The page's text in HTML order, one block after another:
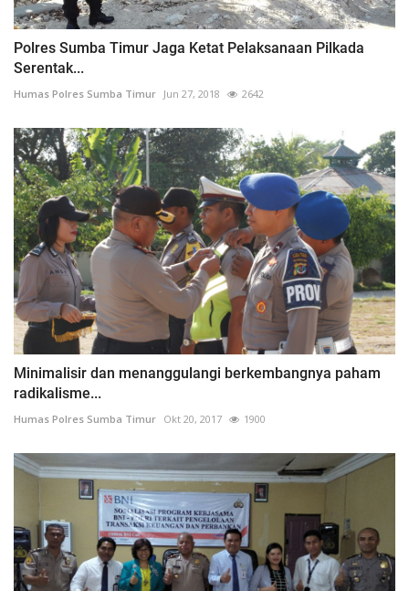
Polres Sumba Timur Jaga Ketat Pelaksanaan Pilkada
Serentak...
Humas Polres Sumba Timur Jun 27, 2018 2642
Minimalisir dan menanggulangi berkembangnya paham
radikalisme...
Humas Polres Sumba Timur Okt 20, 2017 1900